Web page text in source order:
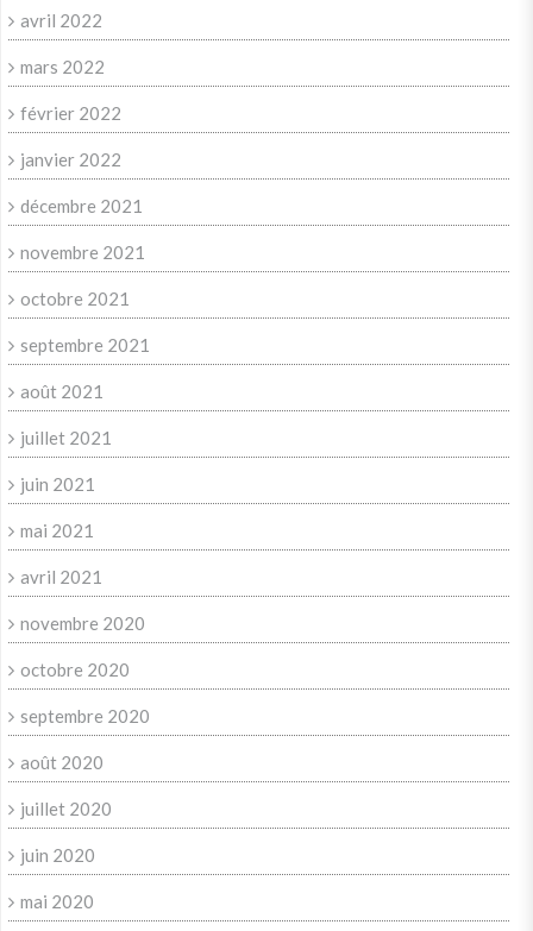
avril 2022
mars 2022
février 2022
janvier 2022
décembre 2021
novembre 2021
octobre 2021
septembre 2021
août 2021
juillet 2021
juin 2021
mai 2021
avril 2021
novembre 2020
octobre 2020
septembre 2020
août 2020
juillet 2020
juin 2020
mai 2020